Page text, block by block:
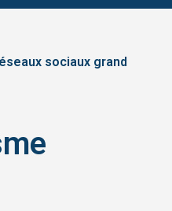
sociaux grand